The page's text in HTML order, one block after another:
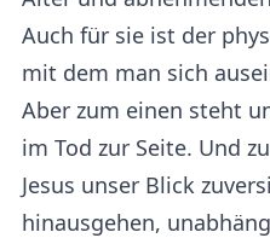
Auch für sie ist der
mit dem man sich
Aber zum einen steht
im Tod zur Seite. Und
Jesus unser Blick
hinausgehen,